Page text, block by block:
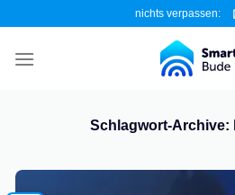
springen
nichts verpassen:
Schlagwort-Archive: